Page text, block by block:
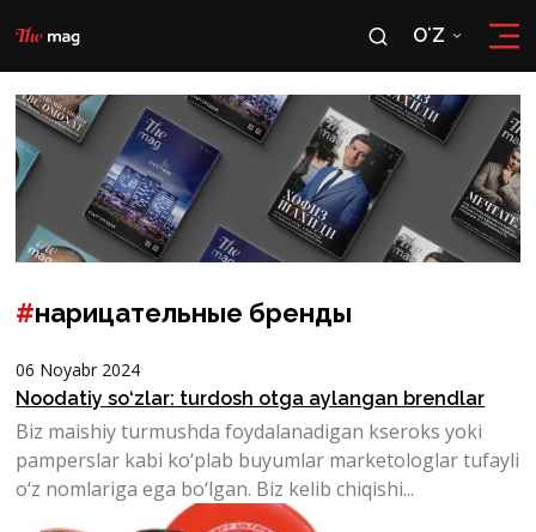
OʻZ
RU
OʻZ
#нарицательные бренды
06 Noyabr 2024
Noodatiy so‘zlar: turdosh otga aylangan brendlar
Biz maishiy turmushda foydalanadigan kseroks yoki
pamperslar kabi ko‘plab buyumlar marketologlar tufayli
o‘z nomlariga ega bo‘lgan. Biz kelib chiqishi...